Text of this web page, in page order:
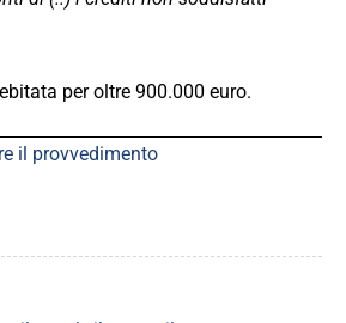
per oltre 900.000 euro.
il provvedimento